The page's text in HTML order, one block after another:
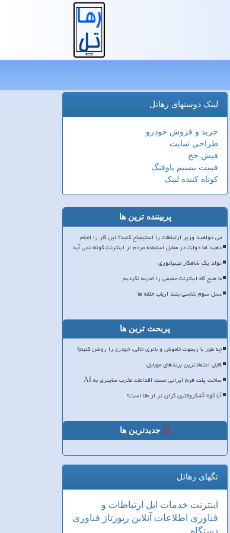
لینک دوستهای رهاتل
خرید و فروش خودرو
طراحی سایت
فیش حج
قیمت بیسیم باوفنگ
کوتاه کننده لینک
پربیننده ترین ها
می خواهید وزیر ارتباطات را استیضاح کنید؟ این کار را انجام
دهید اما دولت در مقابل استفاده مردم از اینترنت کوتاه نمی آید
تولد یک شاهکار مینیاتوری
ما هیچ گاه اینترنت حقیقی را تجربه نکردیم
نسل سوم شاسی بلند ارباب حلقه ها
پربحث ترین ها
چه طور با ریموت خاموش و باتری خالی، خودرو را روشن کنیم؟
قابل اعتمادترین برندهای موبایل
ساخت پلت فرم ایرانی تست اقدامات مخرب سایبری به AI
آیا کولا آشکروفتین گران تر از طلا است؟
جدیدترین ها
تگهای رهاتل
اینترنت خدمات اپل ارتباطات و
فناوری اطلاعات آنلاین رپورتاژ فناوری
دستگاه